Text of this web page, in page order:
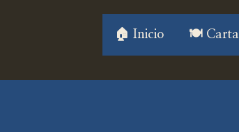
🏠 Inicio 🍽️ Carta